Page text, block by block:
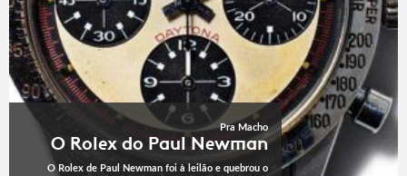
Pra Macho
O Rolex do Paul Newman
O Rolex de Paul Newman foi à leilão e quebrou o